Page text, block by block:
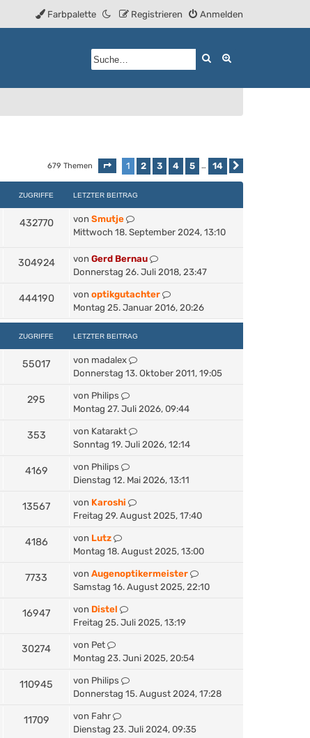
Anmelden
Registrieren
Farbpalette
Suche
679 Themen Seite 1von 14
1 2 3 4 5 … 14
ZUGRIFFE LETZTER BEITRAG
432770 von Smutje
Mittwoch 18. September 2024, 13:10
304924 von Gerd Bernau
Donnerstag 26. Juli 2018, 23:47
444190 von optikgutachter
Montag 25. Januar 2016, 20:26
ZUGRIFFE LETZTER BEITRAG
55017 von madalex
Donnerstag 13. Oktober 2011, 19:05
295 von Philips
Montag 27. Juli 2026, 09:44
353 von Katarakt
Sonntag 19. Juli 2026, 12:14
4169 von Philips
Dienstag 12. Mai 2026, 13:11
13567 von Karoshi
Freitag 29. August 2025, 17:40
4186 von Lutz
Montag 18. August 2025, 13:00
7733 von Augenoptikermeister
Samstag 16. August 2025, 22:10
16947 von Distel
Freitag 25. Juli 2025, 13:19
30274 von Pet
Montag 23. Juni 2025, 20:54
110945 von Philips
Donnerstag 15. August 2024, 17:28
11709 von Fahr
Dienstag 23. Juli 2024, 09:35